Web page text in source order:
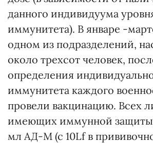
данного индивидуума
иммунитета). В январе -
одном из подразделений,
около трехсот человек,
определения
иммунитета каждого
провели вакцинацию. Всех
имеющих иммунной
мл АД-М (с 10Lf в